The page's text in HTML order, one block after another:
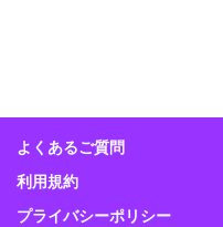
よくあるご質問
利用規約
プライバシーポリシー